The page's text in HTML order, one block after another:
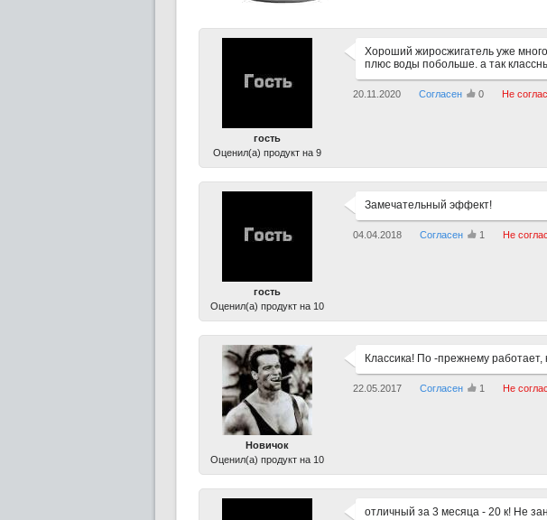
гость
Оценил(а) продукт на 9
Хороший жиросжигатель уже
плюс воды побольше. а так
20.11.2020 Согласен 0 Не
гость
Оценил(а) продукт на 10
Замечательный эффект!
04.04.2018 Согласен 1 Не
Новичок
Оценил(а) продукт на 10
Классика! По -прежнему
22.05.2017 Согласен 1 Не
отличный за 3 месяца - 20 к! Не